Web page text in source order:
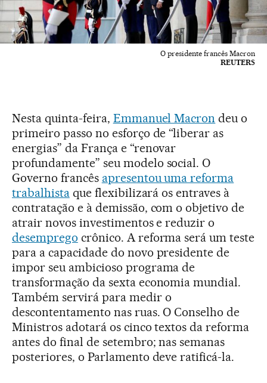
O presidente francês Macron
REUTERS
Nesta quinta-feira, Emmanuel Macron deu o
primeiro passo no esforço de “liberar as
energias” da França e “renovar
profundamente” seu modelo social. O
Governo francês apresentou uma reforma
trabalhistaque flexibilizará os entraves à
contratação e à demissão, com o objetivo de
atrair novos investimentos e reduzir o
desemprego crônico. A reforma será um teste
para a capacidade do novo presidente de
impor seu ambicioso programa de
transformação da sexta economia mundial.
Também servirá para medir o
descontentamento nas ruas. O Conselho de
Ministros adotará os cinco textos da reforma
antes do final de setembro; nas semanas
posteriores, o Parlamento deve ratificá-la.